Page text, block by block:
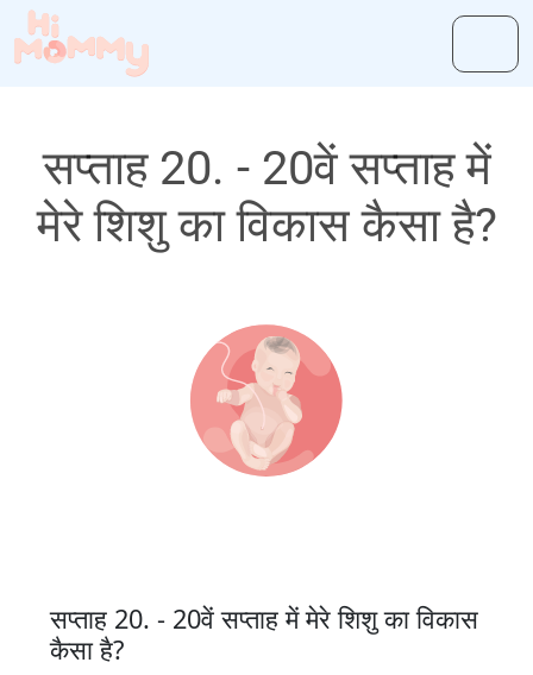
सप्ताह 20. - 20वें सप्ताह में
मेरे शिशु का विकास कैसा है?
सप्ताह 20. - 20वें सप्ताह में मेरे शिशु का विकास
कैसा है?